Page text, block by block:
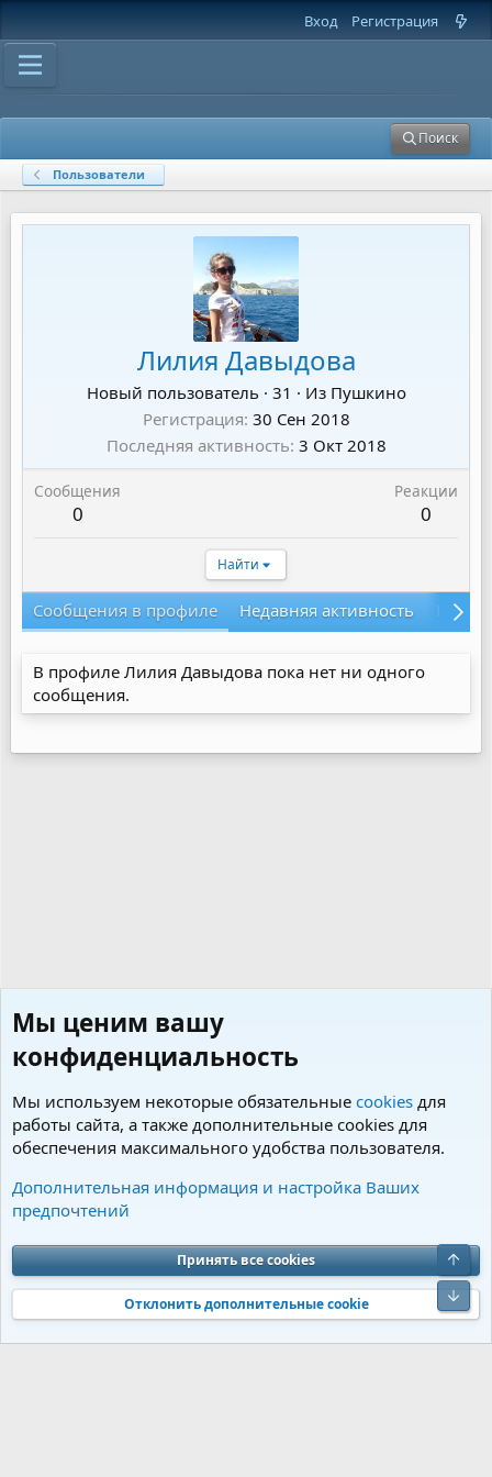
Вход Регистрация
Поиск
Пользователи
Лилия Давыдова
Новый пользователь · 31 · Из Пушкино
Регистрация 30 Сен 2018
Последняя активность 3 Окт 2018
Сообщения
0
Реакции
0
Найти
Сообщения в профиле Недавняя активность
В профиле Лилия Давыдова пока нет ни одного
сообщения.
Пользователи
Cookies Charm by DCom
Обратная связь
Условия и правила
Политика конфиденциальности
Помощь
S
S
Community platform by XenForo® © 2010-2026 XenForo Ltd. Перевод от
Jumuro®|Media embeds via s9e/MediaSites
Мы ценим вашу
конфиденциальность
Мы используем некоторые обязательные cookies для
работы сайта, а также дополнительные cookies для
обеспечения максимального удобства пользователя.
Дополнительная информация и настройка Ваших
предпочтений
Принять все cookies
Отклонить дополнительные cookie
Верх
Низ